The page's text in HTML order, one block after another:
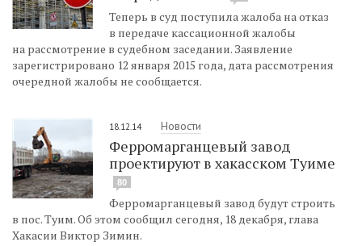
Теперь в суд поступила жалоба на отказ
в передаче кассационной жалобы
на рассмотрение в судебном заседании. Заявление
зарегистрировано 12 января 2015 года, дата рассмотрения
очередной жалобы не сообщается.
18.12.14 Новости
Ферромарганцевый завод
проектируют в хакасском Туиме
80
Ферромарганцевый завод будут строить
в пос. Туим. Об этом сообщил сегодня, 18 декабря, глава
Хакасии Виктор Зимин.